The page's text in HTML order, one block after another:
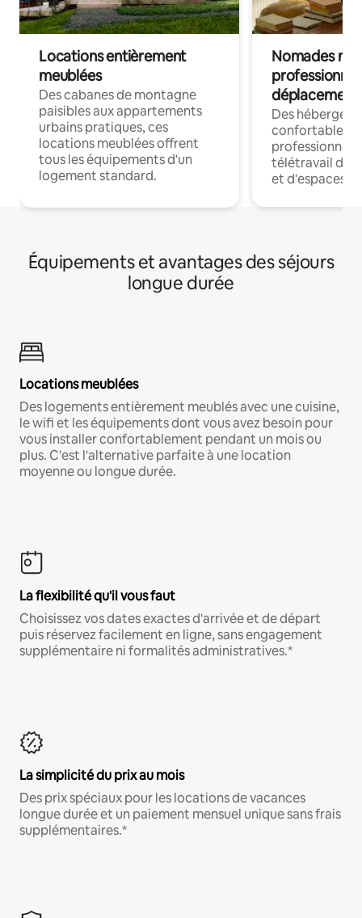
Locations entièrement
meublées
Des cabanes de montagne
paisibles aux appartements
urbains pratiques, ces
locations meublées offrent
tous les équipements d'un
logement standard.
Nomades
déplacement
Des
confortables
professionnels
télétravail
et d'espaces
Équipements et avantages des séjours
longue durée
Locations meublées
Des logements entièrement meublés avec une cuisine,
le wifi et les équipements dont vous avez besoin pour
vous installer confortablement pendant un mois ou
plus. C'est l'alternative parfaite à une location
moyenne ou longue durée.
La flexibilité qu'il vous faut
Choisissez vos dates exactes d'arrivée et de départ
puis réservez facilement en ligne, sans engagement
supplémentaire ni formalités administratives.*
La simplicité du prix au mois
Des prix spéciaux pour les locations de vacances
longue durée et un paiement mensuel unique sans frais
supplémentaires.*